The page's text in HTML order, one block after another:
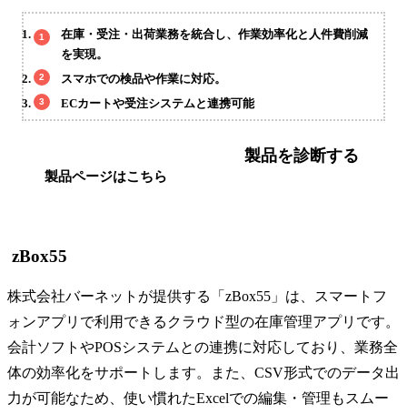
在庫・受注・出荷業務を統合し、作業効率化と人件費削減
を実現。
スマホでの検品や作業に対応。
ECカートや受注システムと連携可能
製品ページはこちら
製品を診断する
zBox55
株式会社バーネットが提供する「zBox55」は、スマートフ
ォンアプリで利用できるクラウド型の在庫管理アプリです。
会計ソフトやPOSシステムとの連携に対応しており、業務全
体の効率化をサポートします。また、CSV形式でのデータ出
力が可能なため、使い慣れたExcelでの編集・管理もスムー